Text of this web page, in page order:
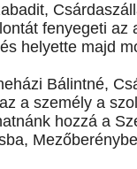
fenyegeti az
helyette majd
Bálintné,
a személy a
hozzá a